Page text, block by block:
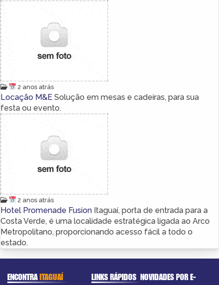
2 anos atrás
Locação M&E Solução em mesas e cadeiras, para sua
festa ou evento.
2 anos atrás
Hotel Promenade Fusion Itaguaí, porta de entrada para a
Costa Verde, é uma localidade estratégica ligada ao Arco
Metropolitano, proporcionando acesso fácil a todo o
estado.
ENCONTRAITAGUAÍ LINKS RÁPIDOS NOVIDADES POR E-